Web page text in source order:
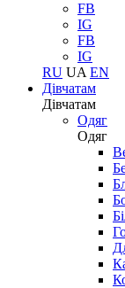
FB
IG
FB
IG
RU UA EN
Дівчатам
Дівчатам
Одяг
Одяг